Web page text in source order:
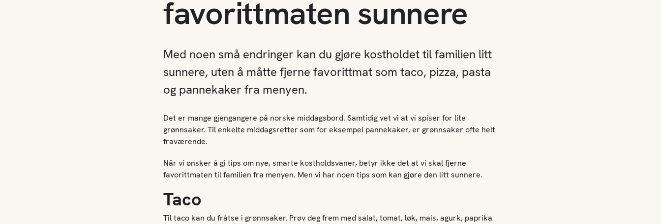
favorittmaten sunnere
Med noen små endringer kan du gjøre kostholdet til familien litt
sunnere, uten å måtte fjerne favorittmat som taco, pizza, pasta
og pannekaker fra menyen.
Det er mange gjengangere på norske middagsbord. Samtidig vet vi at vi spiser for lite
grønnsaker. Til enkelte middagsretter som for eksempel pannekaker, er grønnsaker ofte helt
fraværende.
Når vi ønsker å gi tips om nye, smarte kostholdsvaner, betyr ikke det at vi skal fjerne
favorittmaten til familien fra menyen. Men vi har noen tips som kan gjøre den litt sunnere.
Taco
Til taco kan du fråtse i grønnsaker. Prøv deg frem med salat, tomat, løk, mais, agurk, paprika